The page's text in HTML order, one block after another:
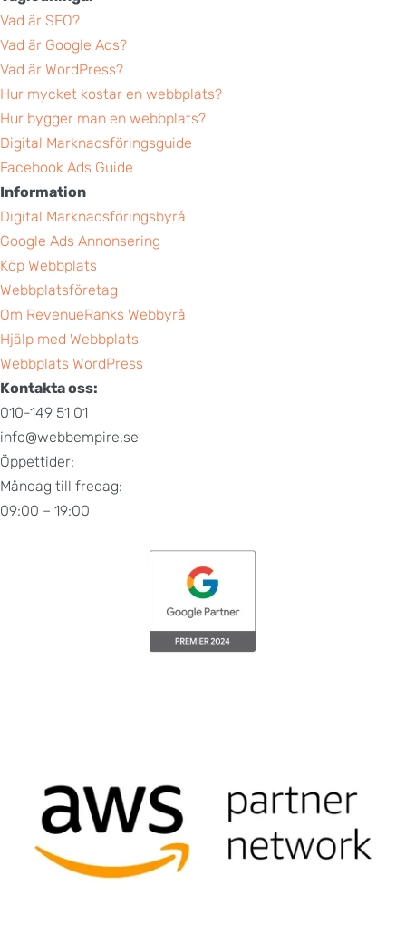
Vad är SEO?
Vad är Google Ads?
Vad är WordPress?
Hur mycket kostar en webbplats?
Hur bygger man en webbplats?
Digital Marknadsföringsguide
Facebook Ads Guide
Information
Digital Marknadsföringsbyrå
Google Ads Annonsering
Köp Webbplats
Webbplatsföretag
Om RevenueRanks Webbyrå
Hjälp med Webbplats
Webbplats WordPress
Kontakta oss:
010-149 51 01
info@webbempire.se
Öppettider:
Måndag till fredag:
09:00 – 19:00